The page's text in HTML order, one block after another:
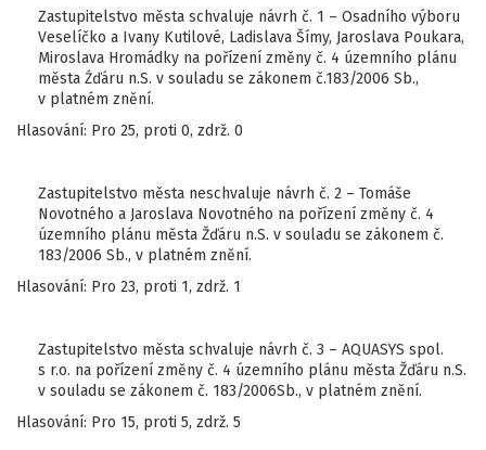
Zastupitelstvo města schvaluje návrh č. 1 – Osadního výboru
Veselíčko a Ivany Kutilové, Ladislava Šímy, Jaroslava Poukara,
Miroslava Hromádky na pořízení změny č. 4 územního plánu
města Źďáru n.S. v souladu se zákonem č.183/2006 Sb.,
v platném znění.
Hlasování: Pro 25, proti 0, zdrž. 0
Zastupitelstvo města neschvaluje návrh č. 2 – Tomáše
Novotného a Jaroslava Novotného na pořízení změny č. 4
územního plánu města Žďáru n.S. v souladu se zákonem č.
183/2006 Sb., v platném znění.
Hlasování: Pro 23, proti 1, zdrž. 1
Zastupitelstvo města schvaluje návrh č. 3 – AQUASYS spol.
s r.o. na pořízení změny č. 4 územního plánu města Žďáru n.S.
v souladu se zákonem č. 183/2006Sb., v platném znění.
Hlasování: Pro 15, proti 5, zdrž. 5